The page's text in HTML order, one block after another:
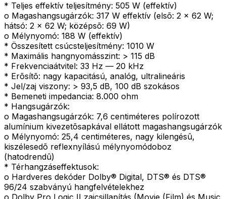
* Teljes effektív teljesítmény: 505 W (effektív)
o Magashangsugárzók: 317 W effektív (elsõ: 2 x 62 W;
hátsó: 2 x 62 W; középsõ: 69 W)
o Mélynyomó: 188 W (effektív)
* Összesített csúcsteljesítmény: 1010 W
* Maximális hangnyomásszint: > 115 dB
* Frekvenciaátvitel: 33 Hz — 20 kHz
* Erõsítõ: nagy kapacitású, analóg, ultralineáris
* Jel/zaj viszony: > 93,5 dB, 100 dB szokásos
* Bemeneti impedancia: 8.000 ohm
* Hangsugárzók:
o Magashangsugárzók: 7,6 centiméteres polírozott
alumínium kivezetõsapkával ellátott magashangsugárzók
o Mélynyomó: 25,4 centiméteres, nagy kilengésû,
kiszélesedõ reflexnyílású mélynyomódoboz
(hatodrendû)
* Térhangzáseffektusok:
o Hardveres dekóder Dolby® Digital, DTS® és DTS®
96/24 szabványú hangfelvételekhez